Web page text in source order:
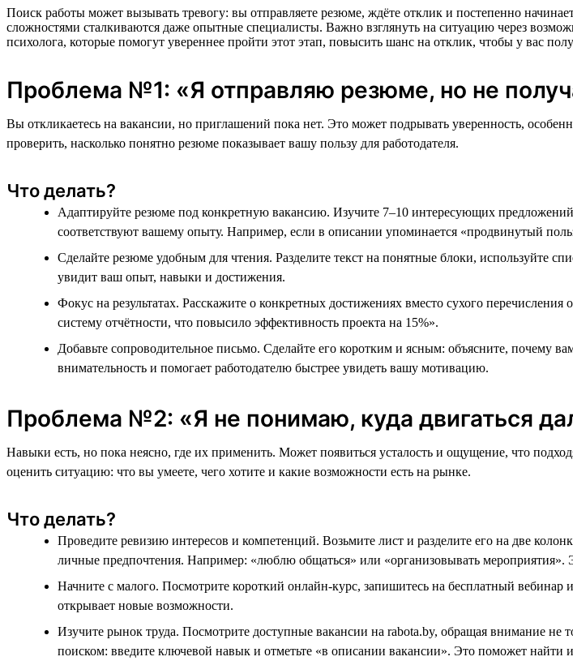
Поиск работы может вызывать тревогу: вы отправляете резюме, ждёте отклик и постепенно
сложностями сталкиваются даже опытные специалисты. Важно взглянуть на ситуацию через
психолога, которые помогут увереннее пройти этот этап, повысить шанс на отклик, чтобы у вас
Проблема №1: «Я отправляю резюме, но не
Вы откликаетесь на вакансии, но приглашений пока нет. Это может подрывать уверенность,
проверить, насколько понятно резюме показывает вашу пользу для работодателя.
Что делать?
Адаптируйте резюме под конкретную вакансию. Изучите 7–10 интересующих
соответствуют вашему опыту. Например, если в описании упоминается «продвинутый
Сделайте резюме удобным для чтения. Разделите текст на понятные блоки, используйте
увидит ваш опыт, навыки и достижения.
Фокус на результатах. Расскажите о конкретных достижениях вместо сухого
систему отчётности, что повысило эффективность проекта на 15%».
Добавьте сопроводительное письмо. Сделайте его коротким и ясным: объясните, почему
внимательность и помогает работодателю быстрее увидеть вашу мотивацию.
Проблема №2: «Я не понимаю, куда двигаться
Навыки есть, но пока неясно, где их применить. Может появиться усталость и ощущение, что
оценить ситуацию: что вы умеете, чего хотите и какие возможности есть на рынке.
Что делать?
Проведите ревизию интересов и компетенций. Возьмите лист и разделите его на две
личные предпочтения. Например: «люблю общаться» или «организовывать мероприятия».
Начните с малого. Посмотрите короткий онлайн-курс, запишитесь на бесплатный
открывает новые возможности.
Изучите рынок труда. Посмотрите доступные вакансии на rabota.by, обращая внимание
поиском: введите ключевой навык и отметьте «в описании вакансии». Это поможет найти